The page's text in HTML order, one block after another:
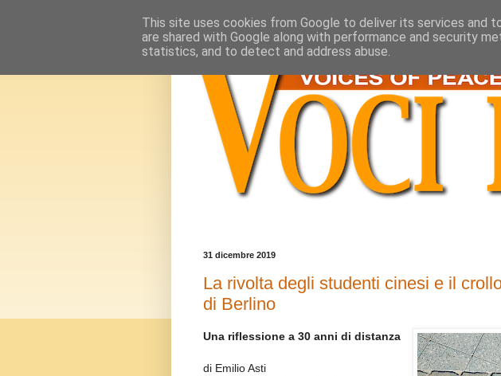
31 dicembre 2019
La rivolta degli studenti cinesi e il
di Berlino
Una riflessione a 30 anni di distanza
di Emilio Asti
This site uses cookies from Google to deliver its services and
are shared with Google along with performance and security
statistics, and to detect and address abuse.